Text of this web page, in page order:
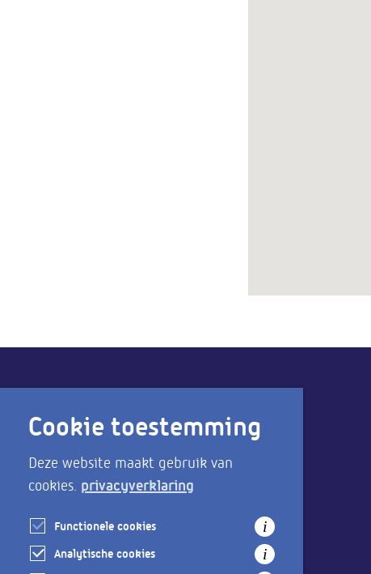
Direct naar
Aanmelden als ondernemer
Cookie toestemming
Deze website maakt gebruik van
cookies. privacyverklaring
Functionele cookies i
Analytische cookies i